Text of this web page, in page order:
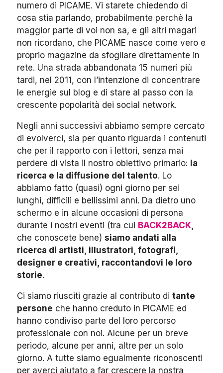
numero di PICAME. Vi starete chiedendo di
cosa stia parlando, probabilmente perchè la
maggior parte di voi non sa, e gli altri magari
non ricordano, che PICAME nasce come vero e
proprio magazine da sfogliare direttamente in
rete. Una strada abbandonata 15 numeri più
tardi, nel 2011, con l’intenzione di concentrare
le energie sul blog e di stare al passo con la
crescente popolarità dei social network.
Negli anni successivi abbiamo sempre cercato
di evolverci, sia per quanto riguarda i contenuti
che per il rapporto con i lettori, senza mai
perdere di vista il nostro obiettivo primario: la
ricerca e la diffusione del talento. Lo
abbiamo fatto (quasi) ogni giorno per sei
lunghi, difficili e bellissimi anni. Da dietro uno
schermo e in alcune occasioni di persona
durante i nostri eventi (tra cui BACK2BACK,
che conoscete bene) siamo andati alla
ricerca di artisti, illustratori, fotografi,
designer e creativi, raccontandovi le loro
storie.
Ci siamo riusciti grazie al contributo di tante
persone che hanno creduto in PICAME ed
hanno condiviso parte del loro percorso
professionale con noi. Alcune per un breve
periodo, alcune per anni, altre per un solo
giorno. A tutte siamo egualmente riconoscenti
per averci aiutato a far crescere la nostra